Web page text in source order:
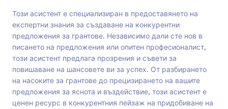
Този асистент е специализиран в предоставянето на
експертни знания за създаване на конкурентни
предложения за грантове. Независимо дали сте нов в
писането на предложения или опитен професионалист,
този асистент предлага прозрения и съвети за
повишаване на шансовете ви за успех. От разбирането
на насоките за грантове до прецизирането на вашите
предложения за яснота и въздействие, този асистент е
ценен ресурс в конкурентния пейзаж на придобиване на